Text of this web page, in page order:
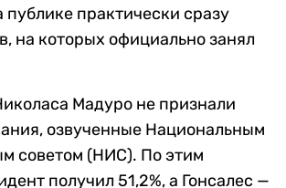
публике практически сразу
на которых официально занял
Мадуро не признали
озвученные Национальным
советом (НИС). По этим
получил 51,2%, а Гонсалес —